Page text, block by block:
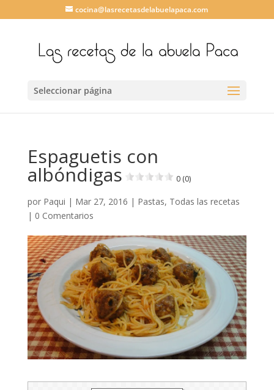
cocina@lasrecetasdelabuelapaca.com
Seleccionar página
Espaguetis con
albóndigas 0 (0)
por Paqui | Mar 27, 2016 | Pastas, Todas las recetas
| 0 Comentarios